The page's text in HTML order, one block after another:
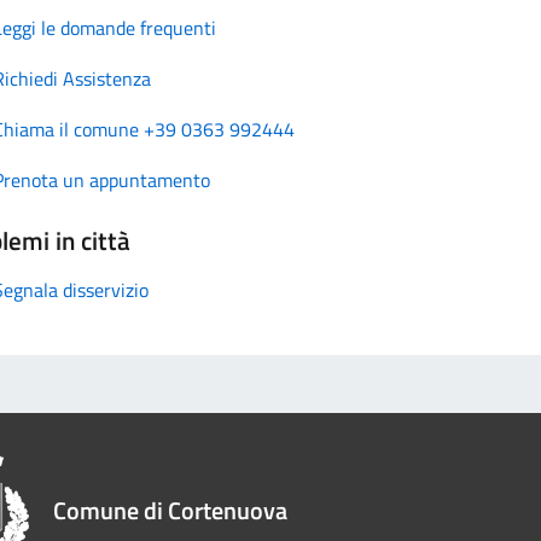
le domande frequenti
Assistenza
il comune +39 0363 992444
un appuntamento
in città
disservizio
Comune di Cortenuova